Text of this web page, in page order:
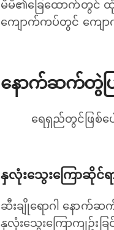
မိမိ၏ခြေထောက်တွင် ထုံက
ကျောက်ကပ်တွင် ကျေ
နောက်ဆက်တွဲပြ
ရေရှည်တွင်ဖြစ်ပ
နှလုံးသွေးကြောဆိုင်ရာ
ဆီးချိုရောဂါ နောက်
နှလုံးသွေးကြောကျဥ်း